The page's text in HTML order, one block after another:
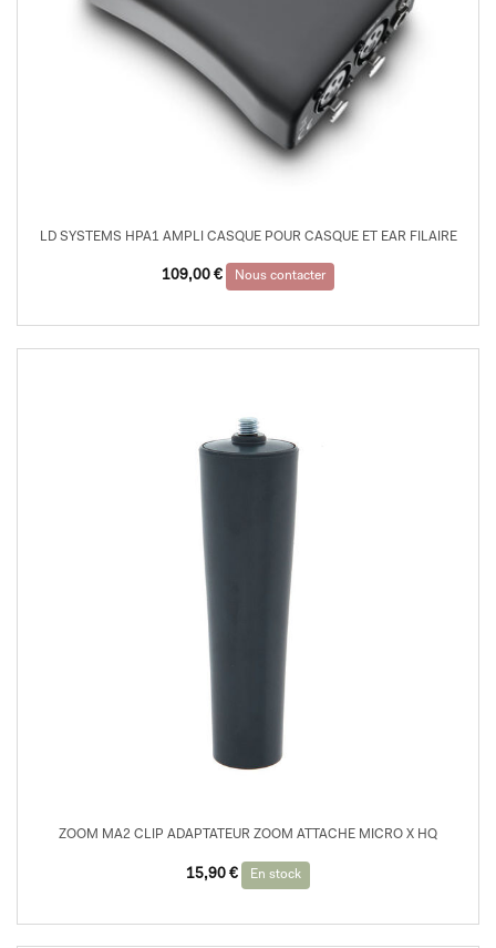
LD SYSTEMS HPA1 AMPLI CASQUE POUR CASQUE ET EAR FILAIRE
109,00 € Nous contacter
ZOOM MA2 CLIP ADAPTATEUR ZOOM ATTACHE MICRO X HQ
15,90 € En stock